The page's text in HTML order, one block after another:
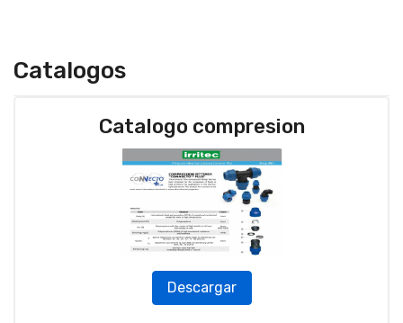
Catalogos
Catalogo compresion
Descargar